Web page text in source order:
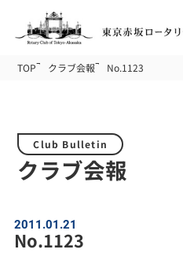
TOP クラブ会報 No.1123
Club Bulletin
クラブ会報
2011.01.21
No.1123